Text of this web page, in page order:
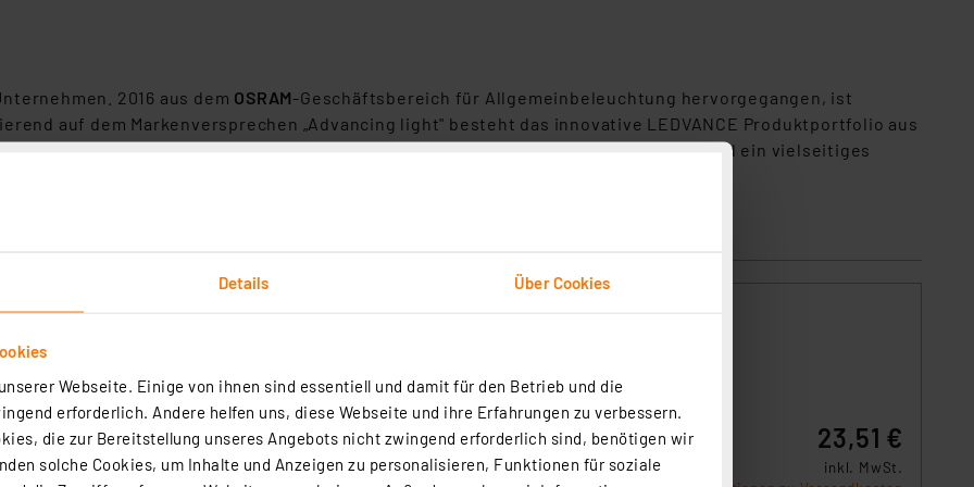
Details Über Cookies
Webseite. Einige von ihnen sind essentiell und damit für den Betrieb und die
erforderlich. Andere helfen uns, diese Webseite und ihre Erfahrungen zu verbessern.
die zur Bereitstellung unseres Angebots nicht zwingend erforderlich sind, benötigen wir
solche Cookies, um Inhalte und Anzeigen zu personalisieren, Funktionen für soziale
2016 aus dem OSRAM-Geschäftsbereich für Allgemeinbeleuchtung hervorgegangen, ist
auf dem Markenversprechen „Advancing light" besteht das innovative LEDVANCE Produktportfolio aus
modernen und funktionalen LED-Leuchten. Traditionelle Leuchtmittel und ein vielseitiges
das hochwertige Sortiment.
LED-Lampe, E27, Filament, RGBWW, dimmbar, WLAN, Matter
Matter- und WLAN-Kompatibilität können Sie Ihre Beleuchtung bequem
Smart-Home-Plattform steuern und genießen die Vorteile.
- Lieferzeit: 1-2 Werktage² 23,51 €
inkl. MwSt.